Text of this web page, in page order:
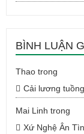
BÌNH LUẬN
Thao trong
Cải lương
Mai Linh trong
Xứ Nghệ Ân